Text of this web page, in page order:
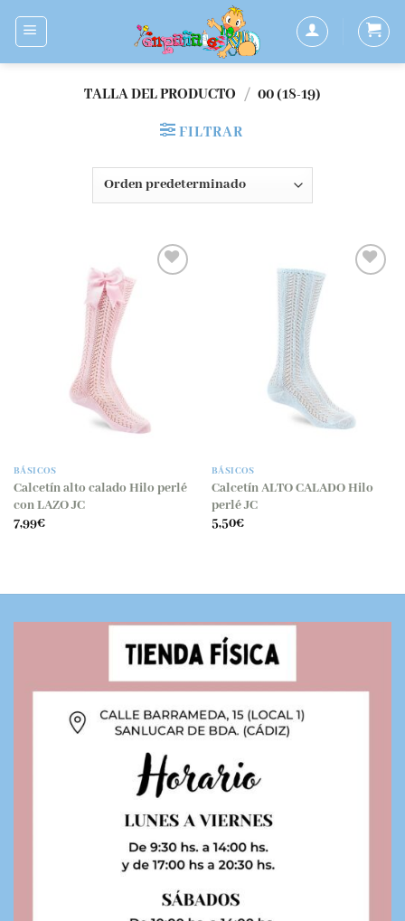
contenido
TALLA DEL PRODUCTO / 00 (18-19)
FILTRAR
BÁSICOS
Calcetín alto calado Hilo perlé
con LAZO JC
7,99€
BÁSICOS
Calcetín ALTO CALADO Hilo
perlé JC
5,50€